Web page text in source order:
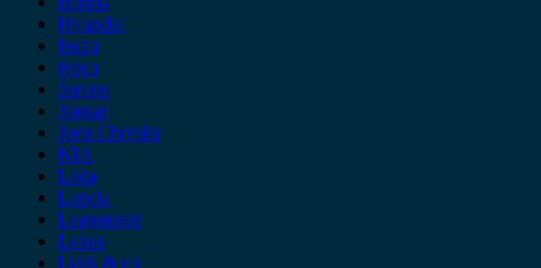
Hyundai
Isuzu
iveco
Jaecoo
Jaguar
Jeep Chrysler
KIA
Lada
Lancia
Leapmotor
Lexus
Lynk & co